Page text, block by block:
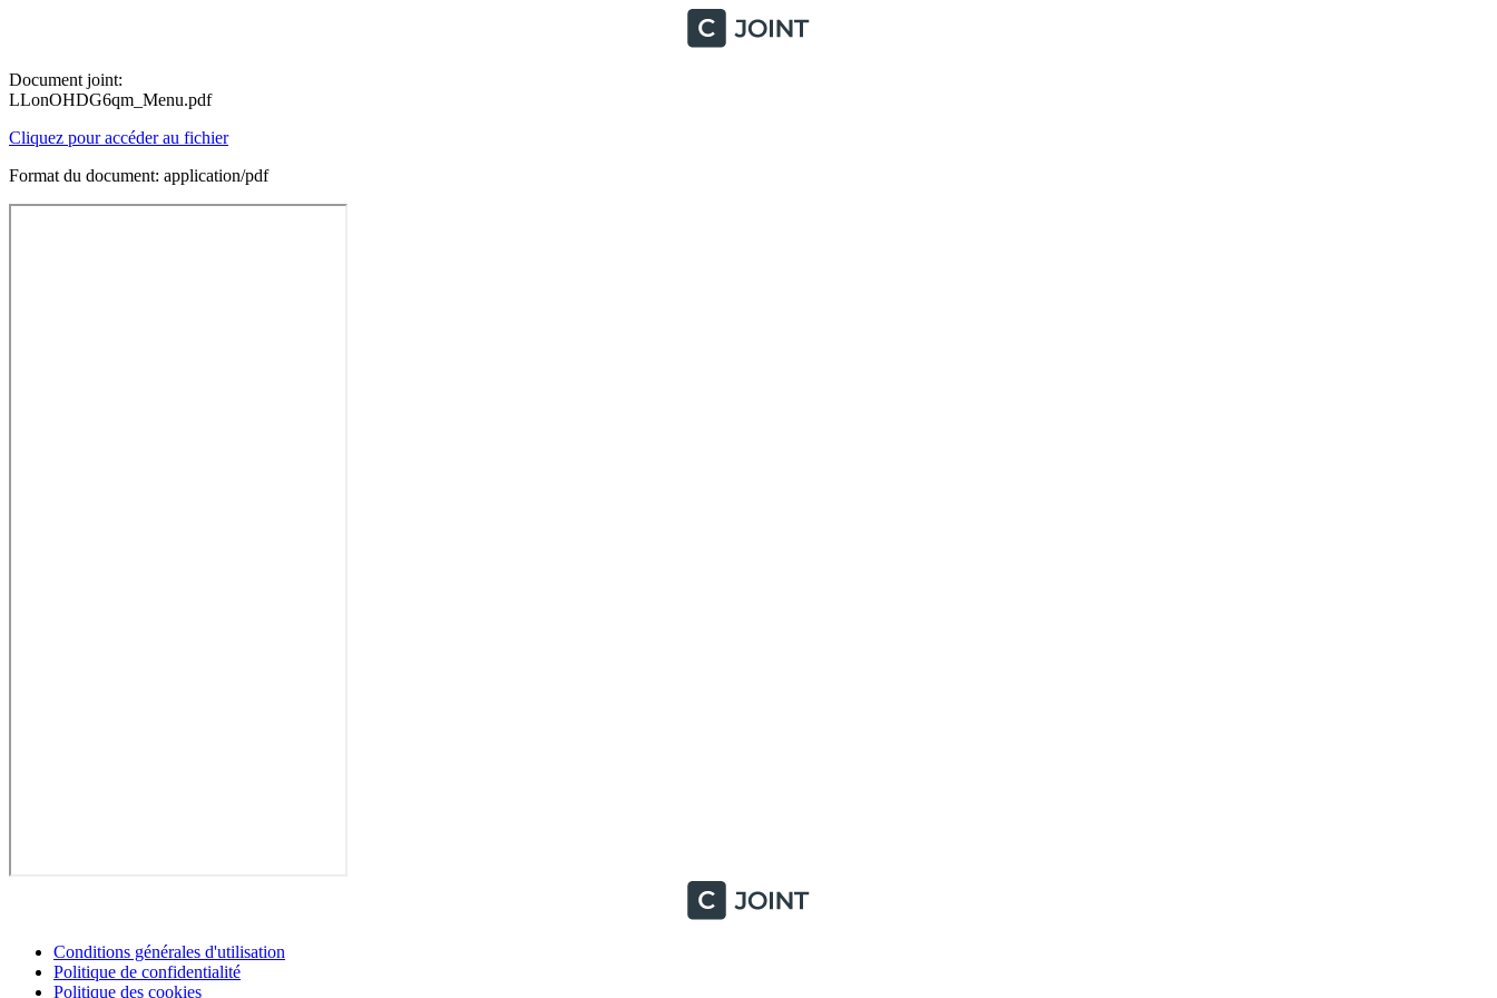
Document joint:
LLonOHDG6qm_Menu.pdf
Cliquez pour accéder au fichier
Format du document: application/pdf
Conditions générales d'utilisation
Politique de confidentialité
Politique des cookies